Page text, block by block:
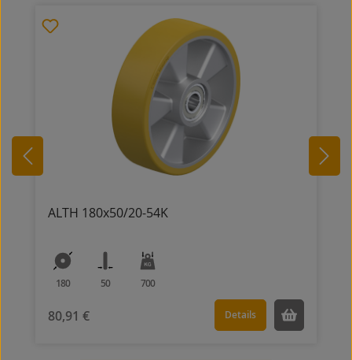
ALTH 180x50/20-54K
180 50 700
80,91 € Details